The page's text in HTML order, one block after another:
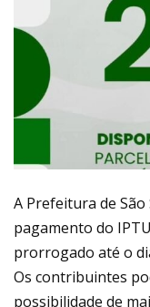
A Prefeitura de
pagamento do
prorrogado até o
Os contribuintes
possibilidade de